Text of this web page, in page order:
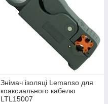
Знімач ізоляці Lemanso для
коаксиального кабелю
LTL15007